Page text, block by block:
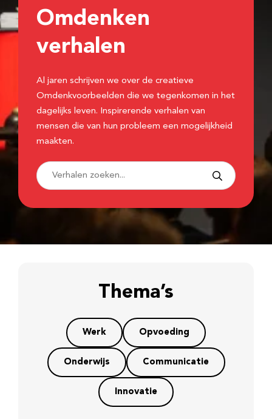
Omdenken
verhalen
Al jaren schrijven we over de creatieve
Omdenkvoorbeelden die we tegenkomen in het
dagelijks leven. Inspirerende verhalen van
mensen die van hun probleem een mogelijkheid
maakten.
Thema’s
Werk Opvoeding
Onderwijs Communicatie
Innovatie